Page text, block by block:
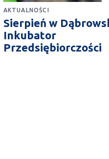
AKTUALNOŚCI
Sierpień w
Inkubator
Przedsiębiorczości